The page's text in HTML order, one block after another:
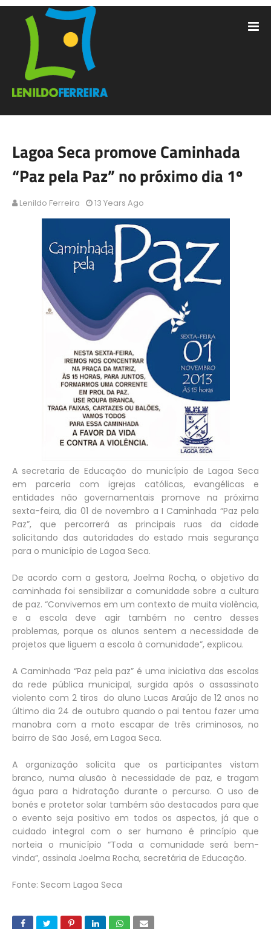
Lagoa Seca promove Caminhada
“Paz pela Paz” no próximo dia 1º
Lenildo Ferreira 13 Years Ago
A secretaria de Educação do município de Lagoa Seca
em parceria com igrejas católicas, evangélicas e
entidades não governamentais promove na próxima
sexta-feira, dia 01 de novembro a I Caminhada “Paz pela
Paz”, que percorrerá as principais ruas da cidade
solicitando das autoridades do estado mais segurança
para o município de Lagoa Seca.
De acordo com a gestora, Joelma Rocha, o objetivo da
caminhada foi sensibilizar a comunidade sobre a cultura
de paz. “Convivemos em um contexto de muita violência,
e a escola deve agir também no centro desses
problemas, porque os alunos sentem a necessidade de
projetos que liguem a escola à comunidade”, explicou.
A Caminhada “Paz pela paz” é uma iniciativa das escolas
da rede pública municipal, surgida após o assassinato
violento com 2 tiros do aluno Lucas Araújo de 12 anos no
último dia 24 de outubro quando o pai tentou fazer uma
manobra com a moto escapar de três criminosos, no
bairro de São José, em Lagoa Seca.
A organização solicita que os participantes vistam
branco, numa alusão à necessidade de paz, e tragam
água para a hidratação durante o percurso. O uso de
bonés e protetor solar também são destacados para que
o evento seja positivo em todos os aspectos, já que o
cuidado integral com o ser humano é princípio que
norteia o município “Toda a comunidade será bem-
vinda”, assinala Joelma Rocha, secretária de Educação.
Fonte: Secom Lagoa Seca